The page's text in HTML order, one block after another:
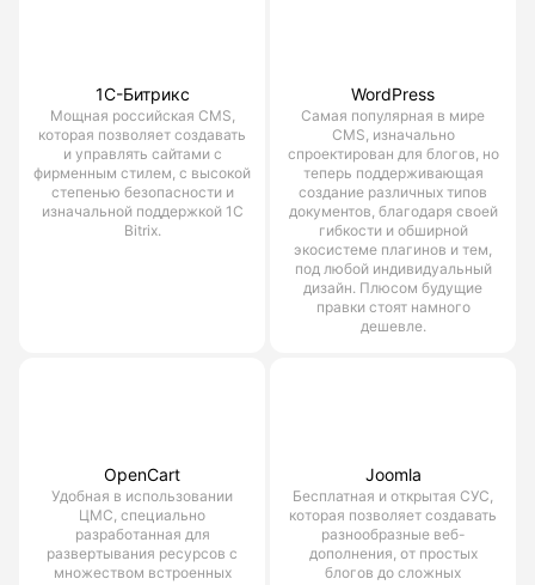
1С-Битрикс
Мощная российская CMS,
которая позволяет создавать
и управлять сайтами с
фирменным стилем, с высокой
степенью безопасности и
изначальной поддержкой 1С
Bitrix.
WordPress
Самая популярная в мире
CMS, изначально
спроектирован для блогов, но
теперь поддерживающая
создание различных типов
документов, благодаря своей
гибкости и обширной
экосистеме плагинов и тем,
под любой индивидуальный
дизайн. Плюсом будущие
правки стоят намного
дешевле.
OpenCart
Удобная в использовании
ЦМС, специально
разработанная для
развертывания ресурсов с
множеством встроенных
Joomla
Бесплатная и открытая СУС,
которая позволяет создавать
разнообразные веб-
дополнения, от простых
блогов до сложных